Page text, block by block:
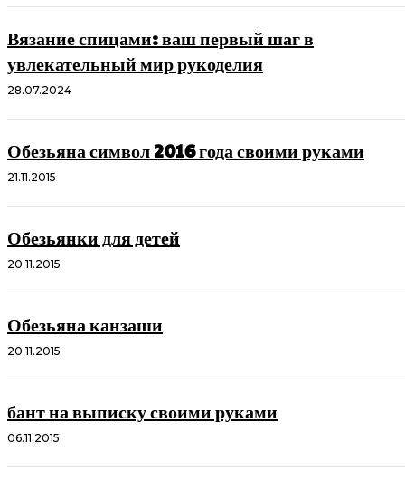
Вязание спицами: ваш первый шаг в
увлекательный мир рукоделия
28.07.2024
Обезьяна символ 2016 года своими руками
21.11.2015
Обезьянки для детей
20.11.2015
Обезьяна канзаши
20.11.2015
бант на выписку своими руками
06.11.2015